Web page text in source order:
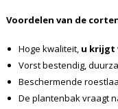
Voordelen van de
Hoge kwaliteit, u krijgt
Vorst bestendig,
Beschermende
De plantenbak vraagt